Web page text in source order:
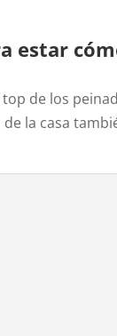
estar
top de los
de la casa